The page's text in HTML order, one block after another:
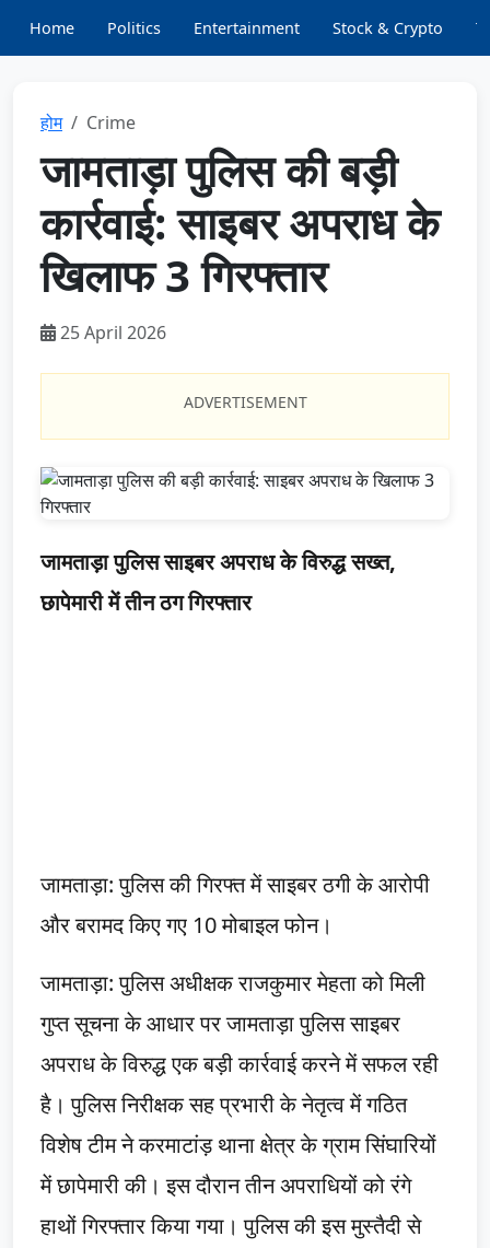
Home Politics Entertainment Stock & Crypto
होम Crime
जामताड़ा पुलिस की बड़ी
कार्रवाई: साइबर अपराध के
खिलाफ 3 गिरफ्तार
25 April 2026
ADVERTISEMENT
जामताड़ा पुलिस साइबर अपराध के विरुद्ध सख्त,
छापेमारी में तीन ठग गिरफ्तार
जामताड़ा: पुलिस की गिरफ्त में साइबर ठगी के आरोपी
और बरामद किए गए 10 मोबाइल फोन।
जामताड़ा: पुलिस अधीक्षक राजकुमार मेहता को मिली
गुप्त सूचना के आधार पर जामताड़ा पुलिस साइबर
अपराध के विरुद्ध एक बड़ी कार्रवाई करने में सफल रही
है। पुलिस निरीक्षक सह प्रभारी के नेतृत्व में गठित
विशेष टीम ने करमाटांड़ थाना क्षेत्र के ग्राम सिंघारियों
में छापेमारी की। इस दौरान तीन अपराधियों को रंगे
हाथों गिरफ्तार किया गया। पुलिस की इस मुस्तैदी से